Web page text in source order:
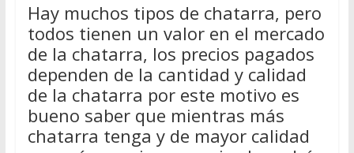
Hay muchos tipos de chatarra, pero
todos tienen un valor en el mercado
de la chatarra, los precios pagados
dependen de la cantidad y calidad
de la chatarra por este motivo es
bueno saber que mientras más
chatarra tenga y de mayor calidad